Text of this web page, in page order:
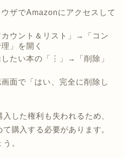
ウザでAmazonにアクセスして
カウント＆リスト」→「コン
」を開く
したい本の「⋮」→「削除」
画面で「はい、完全に削除し
入した権利も失われるため、
購入する必要があります。
。